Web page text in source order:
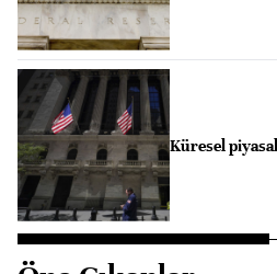
Küresel